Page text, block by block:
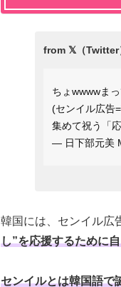
ちょwwwwま
(センイル広告
集めて祝う「
— 日下部元美
韓国には、センイル広
し”を応援するために
センイルとは韓国語で